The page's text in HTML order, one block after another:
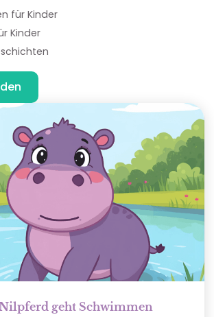
geht Schwimmen
für Kinder
Kinder